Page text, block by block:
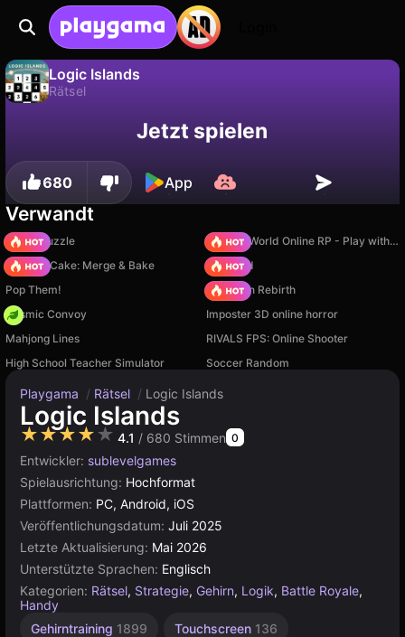
Logic Islands
Rätsel
speichern!
Nein
Jetzt spielen
680 App
Verwandt
Arrow Puzzle
Sprunki World Online RP - Play with Friends!
Piece of Cake: Merge & Bake
TB World
Pop Them!
Stickman Rebirth
Cosmic Convoy
Imposter 3D online horror
Mahjong Lines
RIVALS FPS: Online Shooter
High School Teacher Simulator
Soccer Random
Playgama / Rätsel / Logic Islands
Logic Islands
★★★★★ 4.1 / 680 Stimmen 0
Entwickler: sublevelgames
Spielausrichtung: Hochformat
Plattformen: PC, Android, iOS
Veröffentlichungsdatum: Juli 2025
Letzte Aktualisierung: Mai 2026
Unterstützte Sprachen: Englisch
Kategorien: Rätsel, Strategie, Gehirn, Logik, Battle Royale,
Handy
Gehirntraining 1899 Touchscreen 136